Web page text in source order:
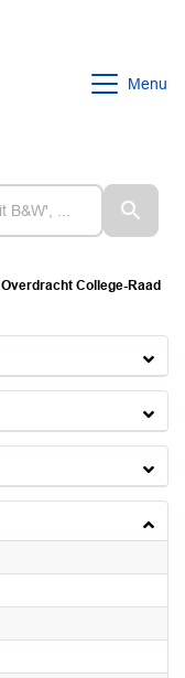
Menu
Overdracht College-Raad